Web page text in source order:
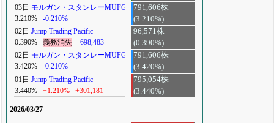
03日 モルガン・スタンレーMUFG
3.210%
-0.210%
791,606株
(3.210%)
02日 Jump Trading Pacific
0.390%
義務消失 -698,483
96,571株
(0.390%)
02日 モルガン・スタンレーMUFG
3.420%
-0.210%
791,606株
(3.420%)
01日 Jump Trading Pacific
3.440%
+1.210% +301,181
795,054株
(3.440%)
2026/03/27